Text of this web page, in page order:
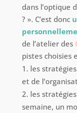
dans l’optique
? ». C’est donc
de l’atelier des
pistes choisies
les
et de
les
semaine, un